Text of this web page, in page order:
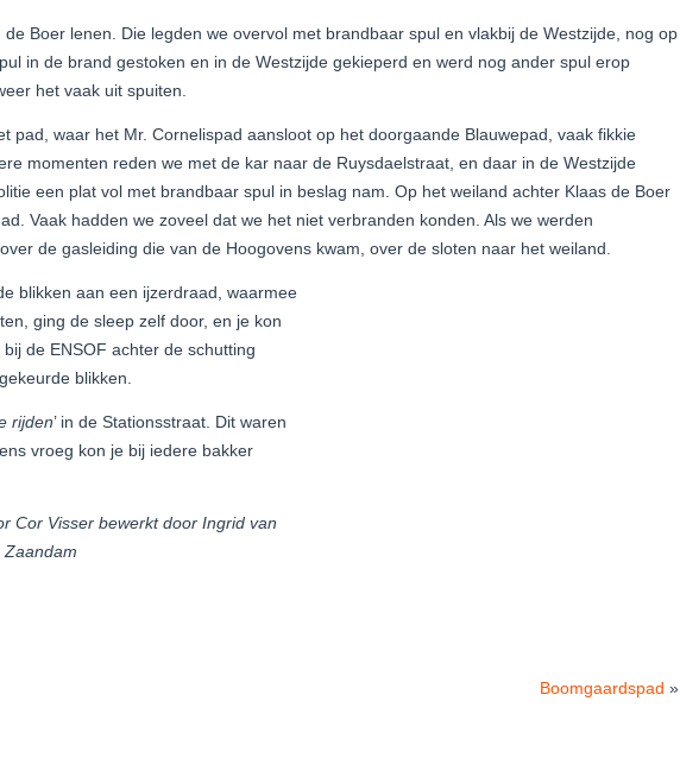
Boer lenen. Die legden we overvol met brandbaar spul en vlakbij de Westzijde, nog op
in de brand gestoken en in de Westzijde gekieperd en werd nog ander spul erop
het vaak uit spuiten.
pad, waar het Mr. Cornelispad aansloot op het doorgaande Blauwepad, vaak fikkie
momenten reden we met de kar naar de Ruysdaelstraat, en daar in de Westzijde
een plat vol met brandbaar spul in beslag nam. Op het weiland achter Klaas de Boer
Vaak hadden we zoveel dat we het niet verbranden konden. Als we werden
de gasleiding die van de Hoogovens kwam, over de sloten naar het weiland.
blikken aan een ijzerdraad, waarmee
ging de sleep zelf door, en je kon
de ENSOF achter de schutting
blikken.
rijden’ in de Stationsstraat. Dit waren
vroeg kon je bij iedere bakker
Cor Visser bewerkt door Ingrid van
Zaandam
Boomgaardspad »